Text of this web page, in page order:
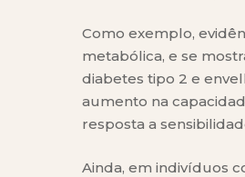
Como exemplo,
metabólica, e se
diabetes tipo 2 e
aumento na
resposta a
Ainda, em indivíduos